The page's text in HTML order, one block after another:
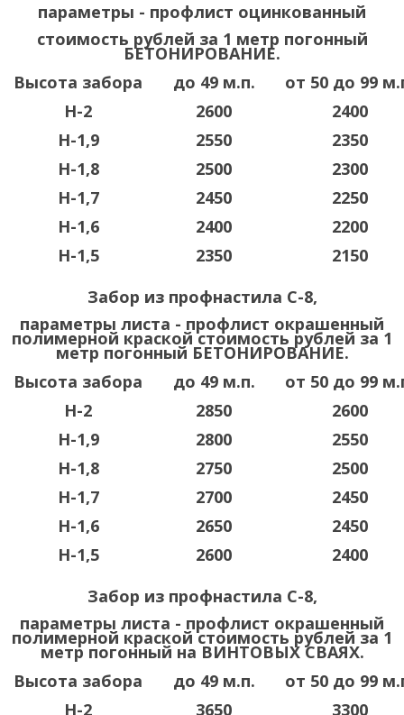
параметры - профлист оцинкованный
стоимость рублей за 1 метр погонный
БЕТОНИРОВАНИЕ.
Высота забора
до 49 м.п.
от 50 до 99
Н-2
2600
2400
Н-1,9
2550
2350
Н-1,8
2500
2300
Н-1,7
2450
2250
Н-1,6
2400
2200
Н-1,5
2350
2150
Забор из профнастила С-8,
параметры листа - профлист окрашенный
полимерной краской стоимость рублей за 1
метр погонный БЕТОНИРОВАНИЕ.
Высота забора
до 49 м.п.
от 50 до 99
Н-2
2850
2600
Н-1,9
2800
2550
Н-1,8
2750
2500
Н-1,7
2700
2450
Н-1,6
2650
2450
Н-1,5
2600
2400
Забор из профнастила С-8,
параметры листа - профлист окрашенный
полимерной краской стоимость рублей за 1
метр погонный на ВИНТОВЫХ СВАЯХ.
Высота забора
до 49 м.п.
от 50 до 99
Н-2
3650 3300